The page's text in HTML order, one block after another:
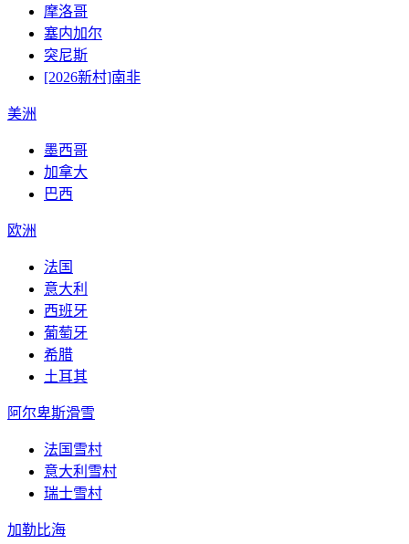
摩洛哥
塞内加尔
突尼斯
[2026新村]南非
美洲
墨西哥
加拿大
巴西
欧洲
法国
意大利
西班牙
葡萄牙
希腊
土耳其
阿尔卑斯滑雪
法国雪村
意大利雪村
瑞士雪村
加勒比海